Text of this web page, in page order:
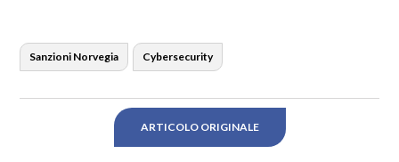
Sanzioni Norvegia Cybersecurity
ARTICOLO ORIGINALE